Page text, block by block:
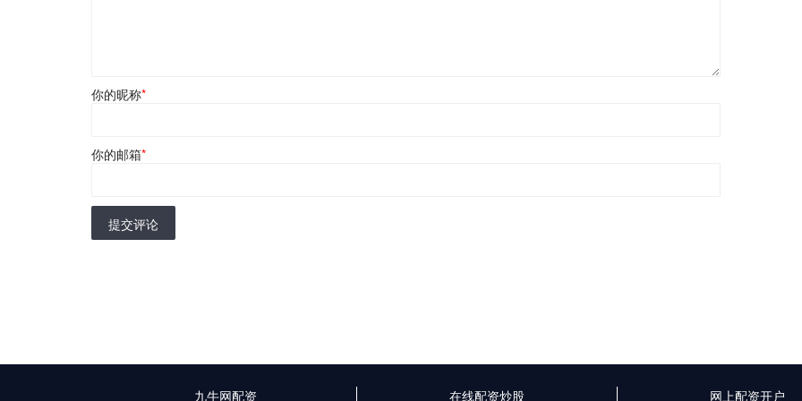
你的昵称*
你的邮箱*
提交评论
九牛网配资 在线配资炒股 网上配资开户